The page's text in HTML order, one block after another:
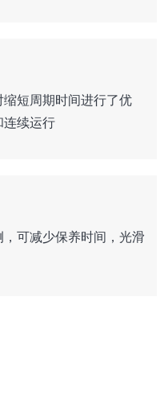
短周期时间进行了优
连续运行
可减少保养时间，光滑